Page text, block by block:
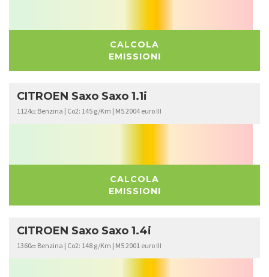
CALCOLA
EMISSIONI
CITROEN Saxo Saxo 1.1i
1124cc Benzina | Co2: 145 g/Km | M5 2004 euro III
CALCOLA
EMISSIONI
CITROEN Saxo Saxo 1.4i
1360cc Benzina | Co2: 148 g/Km | M5 2001 euro III